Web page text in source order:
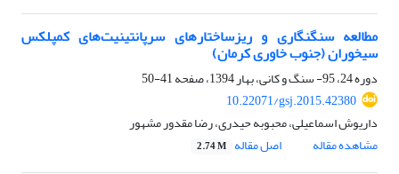
مطالعه سنگ‎نگاری و ریزساختار‌های سرپانتینیت‌های کمپلکس
سیخوران (جنوب خاوری کرمان)
دوره 24، 95- سنگ و کانی، بهار 1394، صفحه
41-50
10.22071/gsj.2015.42380
داریوش اسماعیلی، محبوبه حیدری، رضا مقدور مشهور
مشاهده مقاله
اصل مقاله 2.74 M